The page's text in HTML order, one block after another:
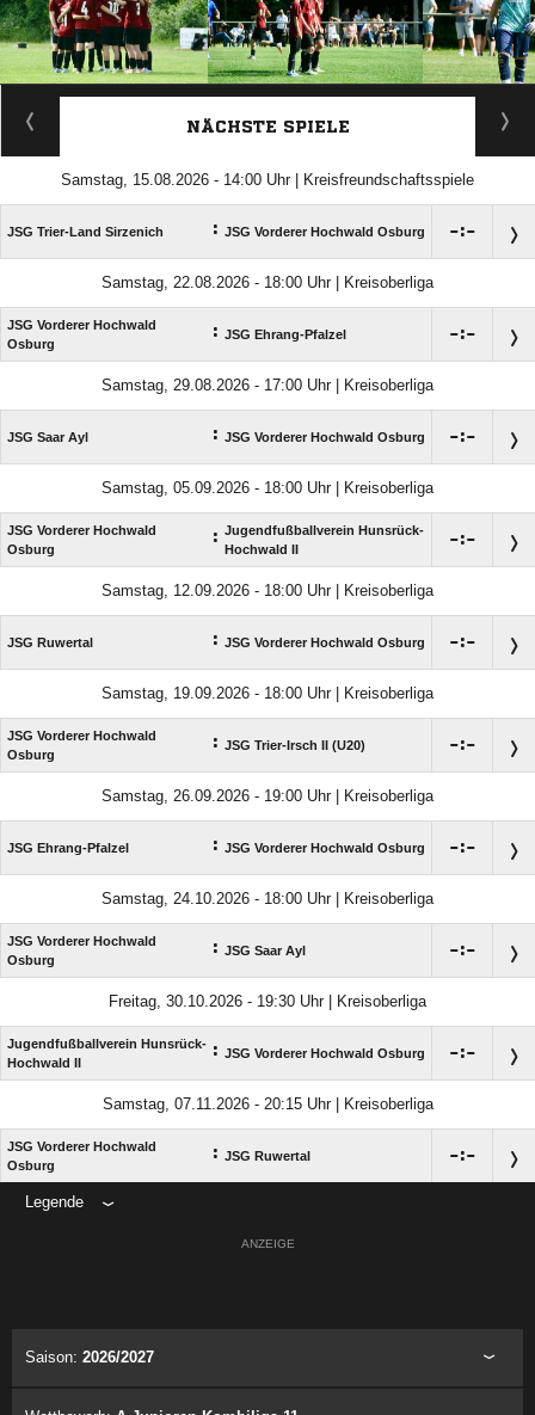
ANZEIGE
NÄCHSTE SPIELE
Samstag, 15.08.2026 - 14:00 Uhr | Kreisfreundschaftsspiele
JSG Trier-Land Sirzenich : JSG Vorderer Hochwald Osburg :
Samstag, 22.08.2026 - 18:00 Uhr | Kreisoberliga
JSG Vorderer Hochwald
Osburg
: JSG Ehrang-Pfalzel :
Samstag, 29.08.2026 - 17:00 Uhr | Kreisoberliga
JSG Saar Ayl : JSG Vorderer Hochwald Osburg :
Samstag, 05.09.2026 - 18:00 Uhr | Kreisoberliga
JSG Vorderer Hochwald
Osburg
: Jugendfußballverein Hunsrück-
Hochwald II
:
Samstag, 12.09.2026 - 18:00 Uhr | Kreisoberliga
JSG Ruwertal : JSG Vorderer Hochwald Osburg :
Samstag, 19.09.2026 - 18:00 Uhr | Kreisoberliga
JSG Vorderer Hochwald
Osburg
: JSG Trier-Irsch II (U20) :
Samstag, 26.09.2026 - 19:00 Uhr | Kreisoberliga
JSG Ehrang-Pfalzel : JSG Vorderer Hochwald Osburg :
Samstag, 24.10.2026 - 18:00 Uhr | Kreisoberliga
JSG Vorderer Hochwald
Osburg
: JSG Saar Ayl :
Freitag, 30.10.2026 - 19:30 Uhr | Kreisoberliga
Jugendfußballverein Hunsrück-
Hochwald II
: JSG Vorderer Hochwald Osburg :
Samstag, 07.11.2026 - 20:15 Uhr | Kreisoberliga
JSG Vorderer Hochwald
Osburg
: JSG Ruwertal :
Legende
ANZEIGE
Saison: 2026/2027